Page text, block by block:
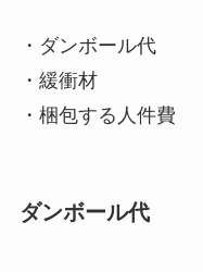
・ダンボール代
・緩衝材
・梱包する人件費
ダンボール代